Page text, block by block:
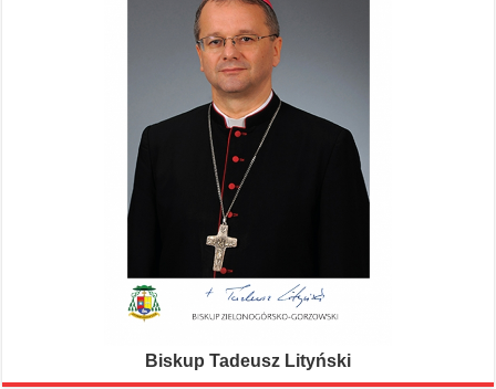
Biskup Tadeusz Lityński